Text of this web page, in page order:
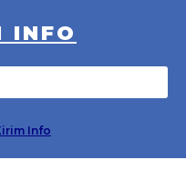
INFO
Info